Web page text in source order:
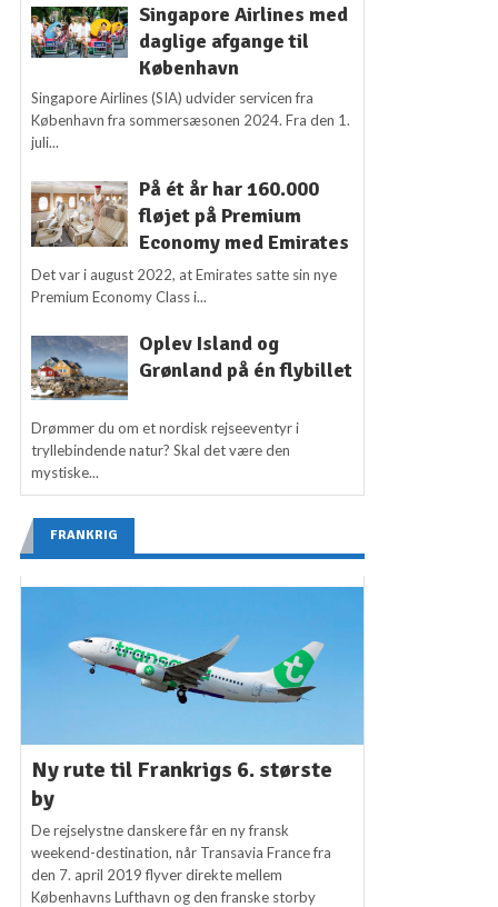
Singapore Airlines med
daglige afgange til
København
Singapore Airlines (SIA) udvider servicen fra
København fra sommersæsonen 2024. Fra den 1.
juli...
På ét år har 160.000
fløjet på Premium
Economy med Emirates
Det var i august 2022, at Emirates satte sin nye
Premium Economy Class i...
Oplev Island og
Grønland på én flybillet
Drømmer du om et nordisk rejseeventyr i
tryllebindende natur? Skal det være den
mystiske...
FRANKRIG
Ny rute til Frankrigs 6. største
by
De rejselystne danskere får en ny fransk
weekend-destination, når Transavia France fra
den 7. april 2019 flyver direkte mellem
Københavns Lufthavn og den franske storby